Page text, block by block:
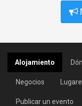
Alojamiento
Negocios
Publicar un evento